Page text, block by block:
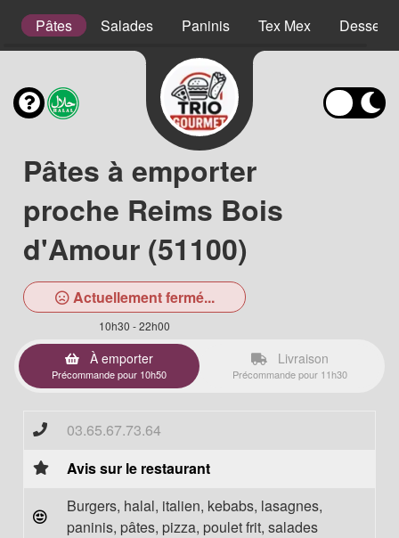
Pâtes Salades Paninis Tex Mex Desserts
Pâtes à emporter
proche Reims Bois
d'Amour (51100)
Actuellement fermé...
10h30 - 22h00
À emporter
Précommande pour 10h50
Livraison
Précommande pour 11h30
03.65.67.73.64
Avis sur le restaurant
Burgers, halal, italien, kebabs, lasagnes,
paninis, pâtes, pizza, poulet frit, salades